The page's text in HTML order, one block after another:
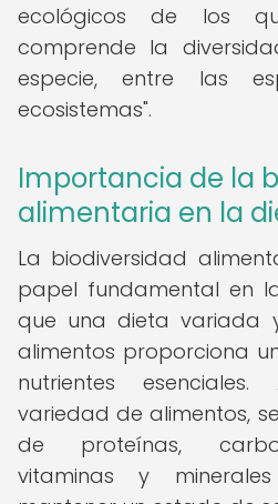
ecológicos de los
comprende la
especie, entre las
ecosistemas".
Importancia de la
alimentaria en la
La biodiversidad
papel fundamental en
que una dieta variada
alimentos proporciona
nutrientes
variedad de alimentos,
de proteínas,
vitaminas y